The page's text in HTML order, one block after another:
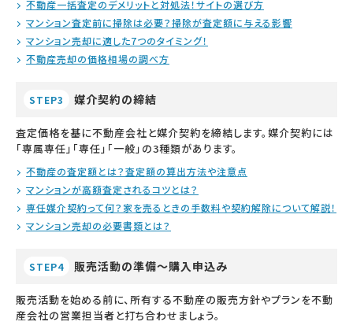
不動産一括査定のデメリットと対処法！サイトの選び方
マンション査定前に掃除は必要？掃除が査定額に与える影響
マンション売却に適した7つのタイミング！
不動産売却の価格相場の調べ方
STEP3 媒介契約の締結
査定価格を基に不動産会社と媒介契約を締結します。媒介契約には
「専属専任」「専任」「一般」の3種類があります。
不動産の査定額とは？査定額の算出方法や注意点
マンションが高額査定されるコツとは？
専任媒介契約って何？家を売るときの手数料や契約解除について解説！
マンション売却の必要書類とは？
STEP4 販売活動の準備～購入申込み
販売活動を始める前に、所有する不動産の販売方針やプランを不動
産会社の営業担当者と打ち合わせましょう。